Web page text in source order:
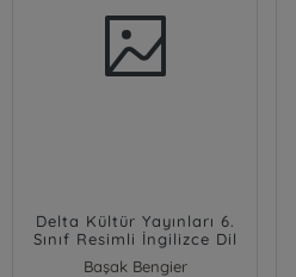
Delta Kültür Yayınları 6.
Sınıf Resimli İngilizce Dil
Kartları Delta Kültür
Başak Bengier